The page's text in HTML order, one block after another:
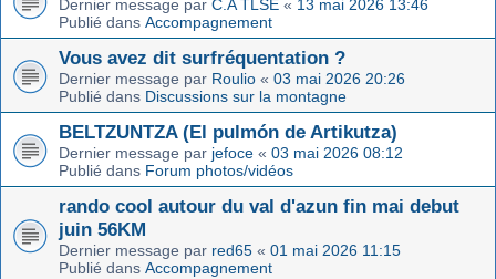
Dernier message par C.A TLSE « 13 mai 2026 13:46
Publié dans Accompagnement
Vous avez dit surfréquentation ?
Dernier message par Roulio « 03 mai 2026 20:26
Publié dans Discussions sur la montagne
BELTZUNTZA (El pulmón de Artikutza)
Dernier message par jefoce « 03 mai 2026 08:12
Publié dans Forum photos/vidéos
rando cool autour du val d'azun fin mai debut
juin 56KM
Dernier message par red65 « 01 mai 2026 11:15
Publié dans Accompagnement